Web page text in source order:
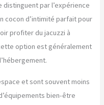
par l’expérience
cocon d’intimité parfait pour
profiter du jacuzzi à
option est généralement
et sont souvent moins
bien-être